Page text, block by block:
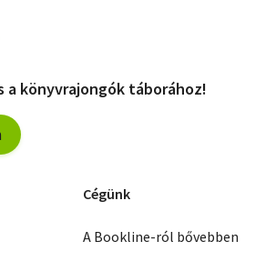
a könyvrajongók táborához!
Cégünk
A Bookline-ról bővebben